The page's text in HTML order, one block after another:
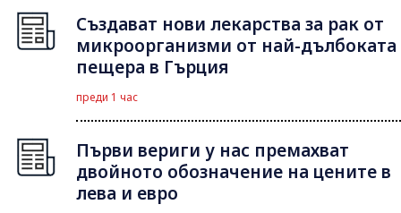
Създават нови лекарства за рак от
микроорганизми от най-дълбоката
пещера в Гърция
преди 1 час
Първи вериги у нас премахват
двойното обозначение на цените в
лева и евро